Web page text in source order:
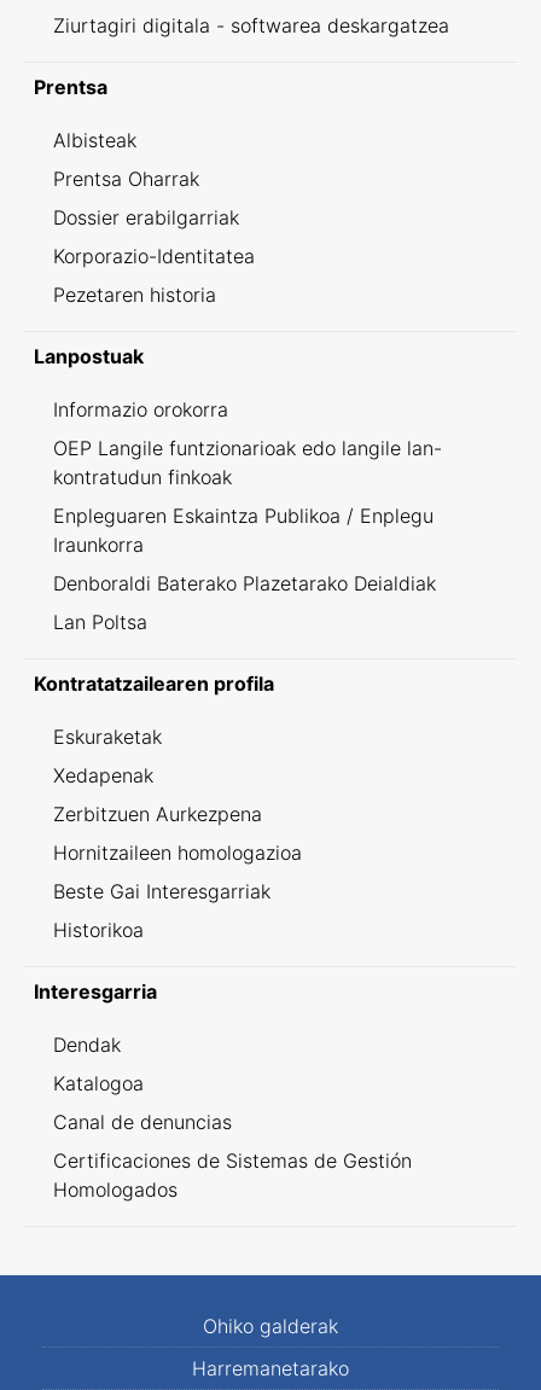
Ziurtagiri digitala - softwarea deskargatzea
Prentsa
Albisteak
Prentsa Oharrak
Dossier erabilgarriak
Korporazio-Identitatea
Pezetaren historia
Lanpostuak
Informazio orokorra
OEP Langile funtzionarioak edo langile lan-
kontratudun finkoak
Enpleguaren Eskaintza Publikoa / Enplegu
Iraunkorra
Denboraldi Baterako Plazetarako Deialdiak
Lan Poltsa
Kontratatzailearen profila
Eskuraketak
Xedapenak
Zerbitzuen Aurkezpena
Hornitzaileen homologazioa
Beste Gai Interesgarriak
Historikoa
Interesgarria
Dendak
Katalogoa
Canal de denuncias
Certificaciones de Sistemas de Gestión
Homologados
Ohiko galderak
Harremanetarako